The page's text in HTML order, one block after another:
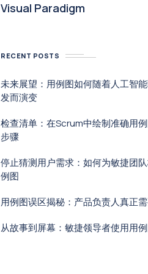
Visual Paradigm
RECENT POSTS
未来展望：用例图如何随着人工智
发而演变
检查清单：在Scrum中绘制准确用
步骤
停止猜测用户需求：如何为敏捷团
例图
用例图误区揭秘：产品负责人真正
从故事到屏幕：敏捷领导者使用用